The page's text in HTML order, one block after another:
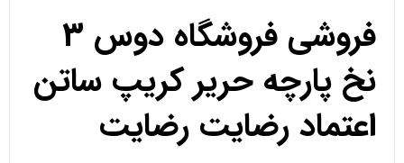
فروشی فروشگاه دوس 3
نخ پارچه حریر کریپ ساتن
اعتماد رضایت رضایت